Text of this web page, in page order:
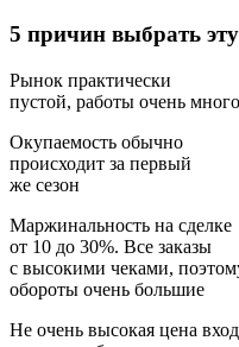
5 причин выбрать
Рынок практически
пустой, работы очень много
Окупаемость обычно
происходит за первый
же сезон
Маржинальность на сделке
от 10 до 30%. Все заказы
с высокими чеками,
обороты очень большие
Не очень высокая цена